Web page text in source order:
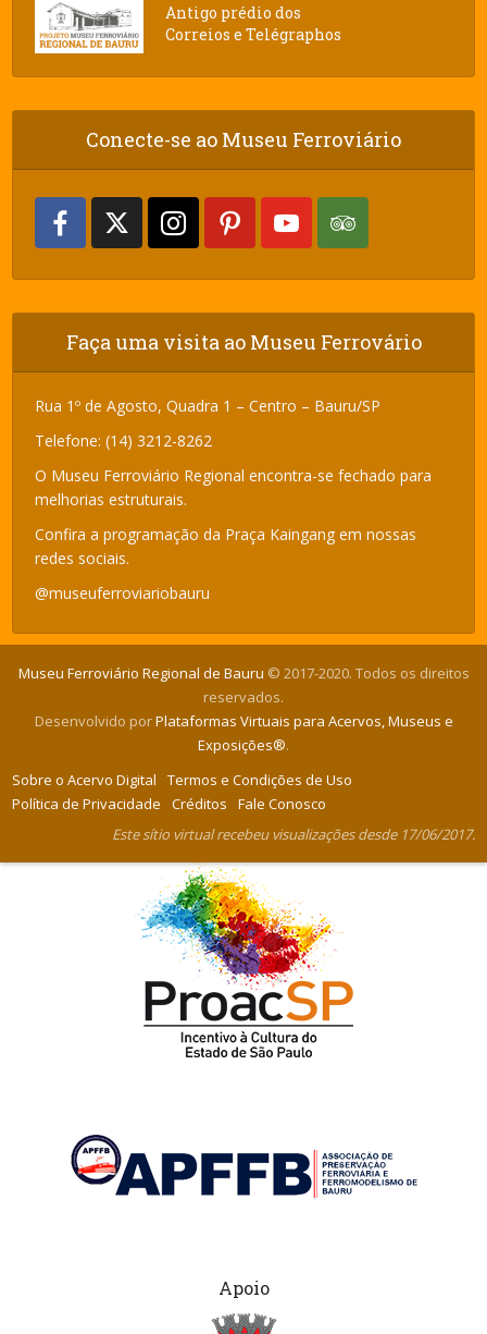
Antigo prédio dos
Correios e Telégraphos
Conecte-se ao Museu Ferroviário
Faça uma visita ao Museu Ferrovário
Rua 1º de Agosto, Quadra 1 – Centro – Bauru/SP
Telefone: (14) 3212-8262
O Museu Ferroviário Regional encontra-se fechado para
melhorias estruturais.
Confira a programação da Praça Kaingang em nossas
redes sociais.
@museuferroviariobauru
Museu Ferroviário Regional de Bauru © 2017-2020. Todos os direitos
reservados.
Desenvolvido porPlataformas Virtuais para Acervos, Museus e
Exposições®.
Sobre o Acervo Digital
Termos e Condições de Uso
Política de Privacidade
Créditos
Fale Conosco
Este sítio virtual recebeu visualizações desde 17/06/2017.
Apoio